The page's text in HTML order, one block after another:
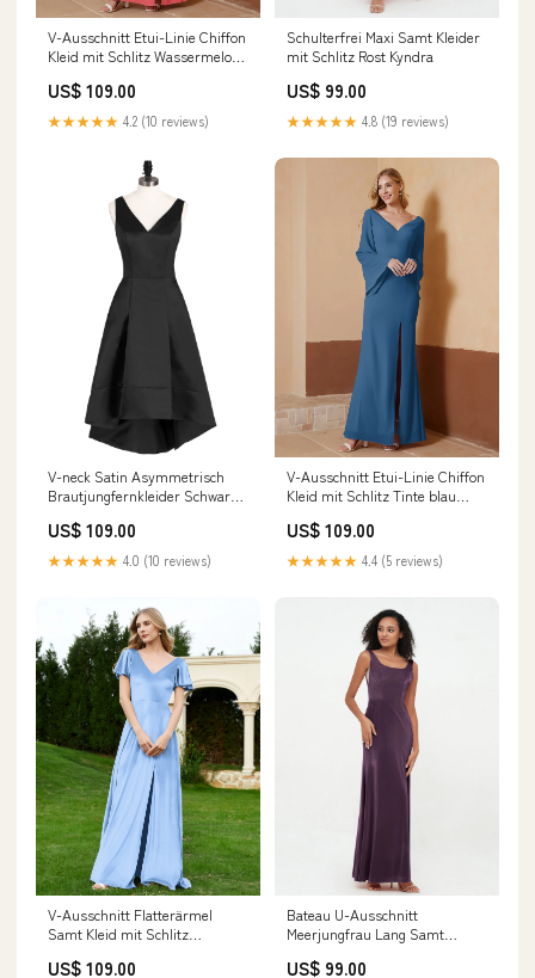
V-Ausschnitt Etui-Linie Chiffon
Kleid mit Schlitz Wassermelone
US$ 109.00
★★★★★ 4.2 (10 reviews)
Schulterfrei Maxi Samt Kleider
mit Schlitz Rost Kyndra
US$ 99.00
★★★★★ 4.8 (19 reviews)
V-neck Satin Asymmetrisch
Brautjungfernkleider Schwarz
US$ 109.00
★★★★★ 4.0 (10 reviews)
V-Ausschnitt Etui-Linie Chiffon
Kleid mit Schlitz Tinte blau
US$ 109.00
★★★★★ 4.4 (5 reviews)
V-Ausschnitt Flatterärmel
Samt Kleid mit Schlitz
Farben:Staubiges Blau
US$ 109.00
Bateau U-Ausschnitt
Meerjungfrau Lang Samt
Convertible
US$ 99.00